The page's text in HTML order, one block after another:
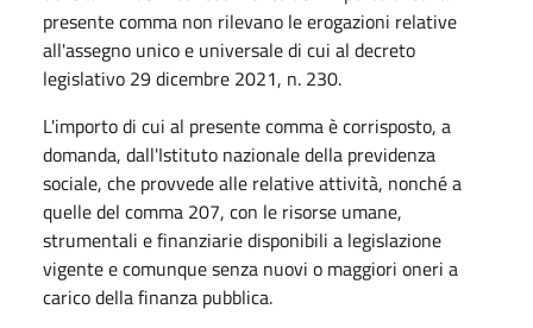
presente comma non rilevano le erogazioni relative
all'assegno unico e universale di cui al decreto
legislativo 29 dicembre 2021, n. 230.
L'importo di cui al presente comma è corrisposto, a
domanda, dall'Istituto nazionale della previdenza
sociale, che provvede alle relative attività, nonché a
quelle del comma 207, con le risorse umane,
strumentali e finanziarie disponibili a legislazione
vigente e comunque senza nuovi o maggiori oneri a
carico della finanza pubblica.